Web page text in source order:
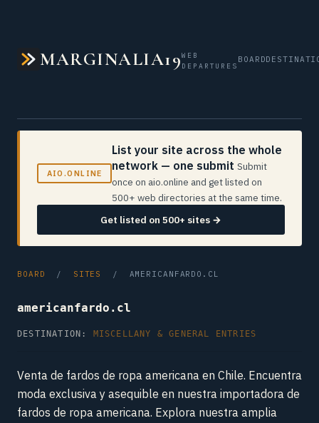
MARGINALIA19WEB
DEPARTURES
BOARD
AIO.ONLINE
List your site across the whole
network — one submit Submit
once on aio.online and get listed on
500+ web directories at the same time.
Get listed on 500+ sites →
BOARD / SITES / AMERICANFARDO.CL
americanfardo.cl
DESTINATION: MISCELLANY & GENERAL ENTRIES
Venta de fardos de ropa americana en Chile. Encuentra
moda exclusiva y asequible en nuestra importadora de
fardos de ropa americana. Explora nuestra amplia